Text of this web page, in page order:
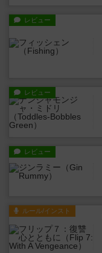
レビュー
レビュー
レビュー
ルール/インスト